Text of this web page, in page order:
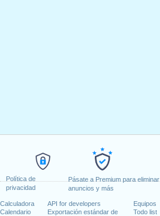
Política de
privacidad
Pásate a Premium para eliminar
anuncios y más
Calculadora
Calendario
API for developers
Exportación estándar de
Equipos
Todo list
mayo, 2024
agosto, 2024
2024